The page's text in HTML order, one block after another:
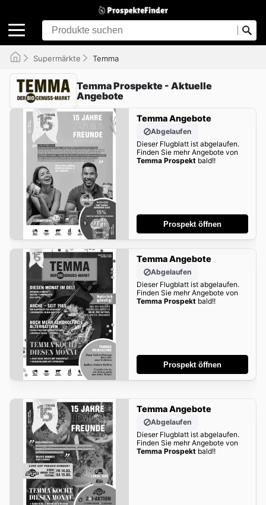
Supermärkte Temma
Temma Prospekte - Aktuelle
Angebote
Temma Angebote
Abgelaufen
Dieser Flugblatt ist abgelaufen.
Finden Sie mehr Angebote von
Temma Prospektbald!!
Prospekt öffnen
Temma Angebote
Abgelaufen
Dieser Flugblatt ist abgelaufen.
Finden Sie mehr Angebote von
Temma Prospektbald!!
Prospekt öffnen
Temma Angebote
Abgelaufen
Dieser Flugblatt ist abgelaufen.
Finden Sie mehr Angebote von
Temma Prospektbald!!